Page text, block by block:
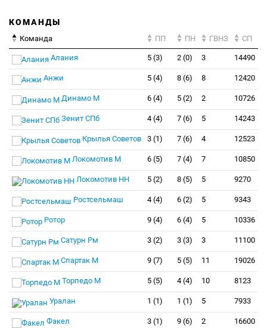
КОМАНДЫ
Команда ПП ПН ГВНЗ СП
Алания 5 (3) 2 (0) 3 14490
Анжи 5 (4) 8 (6) 8 12420
Динамо М 6 (4) 5 (2) 2 10726
Зенит СПб 4 (4) 7 (6) 5 14243
Крылья Советов 3 (1) 7 (6) 4 12523
Локомотив М 6 (5) 7 (4) 7 10850
Локомотив НН 5 (2) 8 (5) 5 9270
Ростсельмаш 4 (4) 6 (2) 5 9343
Ротор 9 (4) 6 (4) 5 10336
Сатурн Рм 3 (2) 3 (3) 3 11100
Спартак М 9 (7) 5 (5) 11 19026
Торпедо М 5 (5) 4 (4) 10 8123
Уралан 1 (1) 1 (1) 5 7933
Факел 3 (1) 9 (6) 2 16600